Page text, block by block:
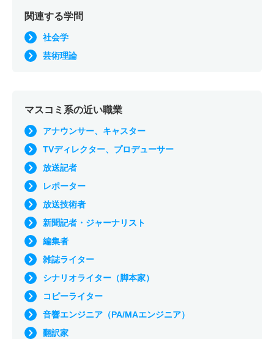
関連する学問
社会学
芸術理論
マスコミ系の近い職業
アナウンサー、キャスター
TVディレクター、プロデューサー
放送記者
レポーター
放送技術者
新聞記者・ジャーナリスト
編集者
雑誌ライター
シナリオライター（脚本家）
コピーライター
音響エンジニア（PA/MAエンジニア）
翻訳家